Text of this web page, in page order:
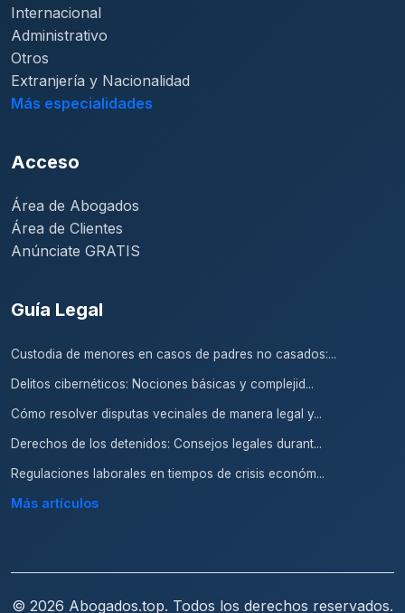
Internacional
Administrativo
Otros
Extranjería y Nacionalidad
Más especialidades
Acceso
Área de Abogados
Área de Clientes
Anúnciate GRATIS
Guía Legal
Custodia de menores en casos de padres no casados:...
Delitos cibernéticos: Nociones básicas y complejid...
Cómo resolver disputas vecinales de manera legal y...
Derechos de los detenidos: Consejos legales durant...
Regulaciones laborales en tiempos de crisis económ...
Más artículos
© 2026 Abogados.top. Todos los derechos reservados.